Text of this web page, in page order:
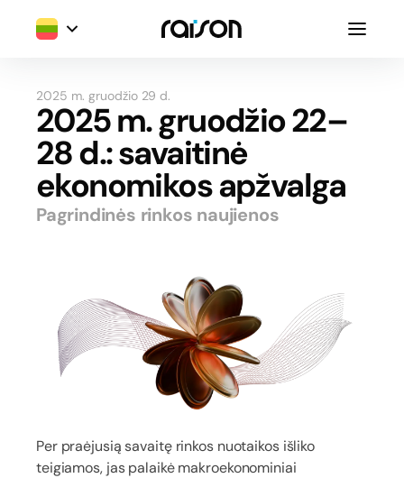
2025 m. gruodžio 29 d.
2025 m. gruodžio 22–
28 d.: savaitinė
ekonomikos apžvalga
Pagrindinės rinkos naujienos
Per praėjusią savaitę rinkos nuotaikos išliko
teigiamos, jas palaikė makroekonominiai